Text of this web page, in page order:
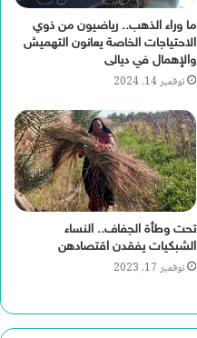
ما وراء الذهب.. رياضيون من ذوي
الاحتياجات الخاصة يعانون التهميش
والإهمال في ديالى
نوفمبر 14, 2024
تحت وطأة الجفاف.. النساء
الشبكيات يفقدن اقتصادهن
نوفمبر 17, 2023